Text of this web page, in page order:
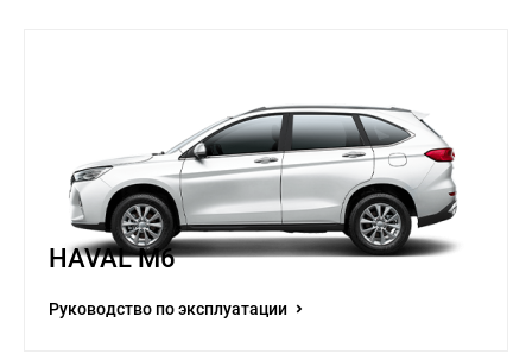
HAVAL M6
Руководство по эксплуатации